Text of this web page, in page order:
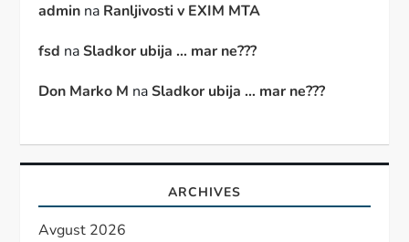
admin na Ranljivosti v EXIM MTA
fsd naSladkor ubija … mar ne???
Don Marko M naSladkor ubija … mar ne???
ARCHIVES
Avgust 2026